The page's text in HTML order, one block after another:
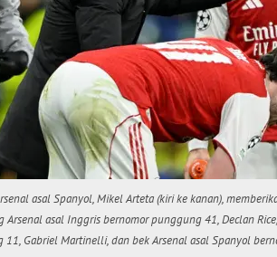
asal Spanyol, Mikel Arteta (kiri ke kanan),
Arsenal asal Inggris bernomor punggung 41, Declan
11, Gabriel Martinelli, dan bek Arsenal asal Spanyol